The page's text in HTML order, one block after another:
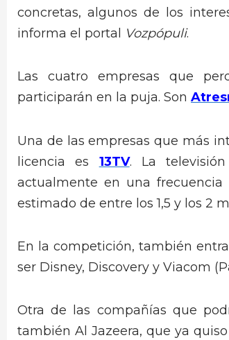
concretas, algunos de los
informa el portal
Vozpópuli.
Las cuatro empresas que
participarán en la puja. Son
Una de las empresas que más
licencia es 13TV. La
actualmente en una
estimado de entre los 1,5 y los 2
En la competición, también
ser Disney, Discovery y Viacom
Otra de las compañías que
también Al Jazeera, que ya